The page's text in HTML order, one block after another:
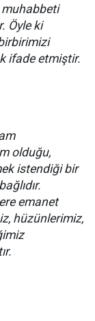
muhabbeti
Öyle ki
ifade etmiştir.
olduğu,
istendiği bir
emanet
hüzünlerimiz,